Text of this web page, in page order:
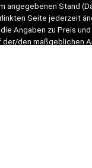
angegebenen Stand
Seite jederzeit
Angaben zu Preis
der/den maßgeblichen